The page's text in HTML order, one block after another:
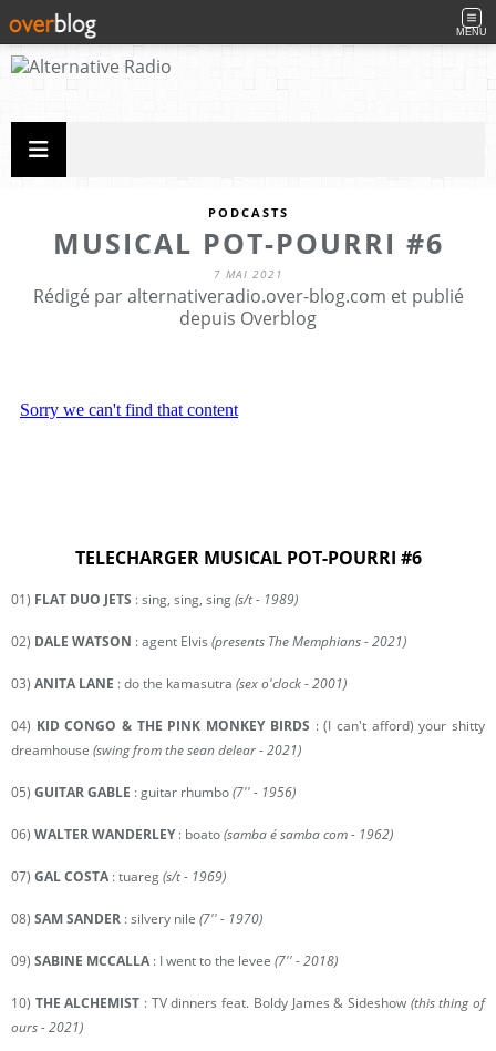
MENU
PODCASTS
MUSICAL POT-POURRI #6
7 MAI 2021
Rédigé par alternativeradio.over-blog.com et publié
depuis Overblog
TELECHARGER MUSICAL POT-POURRI #6
01) FLAT DUO JETS : sing, sing, sing(s/t - 1989)
02) DALE WATSON : agent Elvis (presents The Memphians - 2021)
03) ANITA LANE : do the kamasutra (sex o'clock - 2001)
04) KID CONGO & THE PINK MONKEY BIRDS : (I can't afford) your shitty
dreamhouse (swing from the sean delear - 2021)
05) GUITAR GABLE : guitar rhumbo(7'' - 1956)
06) WALTER WANDERLEY: boato(samba é samba com - 1962)
07) GAL COSTA : tuareg(s/t - 1969)
08) SAM SANDER : silvery nile (7'' - 1970)
09) SABINE MCCALLA : I went to the levee (7'' - 2018)
10) THE ALCHEMIST : TV dinners feat. Boldy James & Sideshow(this thing of
ours - 2021)